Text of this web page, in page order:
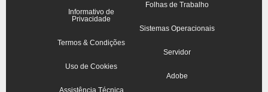
Informativo de
Privacidade
Termos & Condições
Uso de Cookies
Folhas de Trabalho
Sistemas Operacionais
Servidor
Adobe